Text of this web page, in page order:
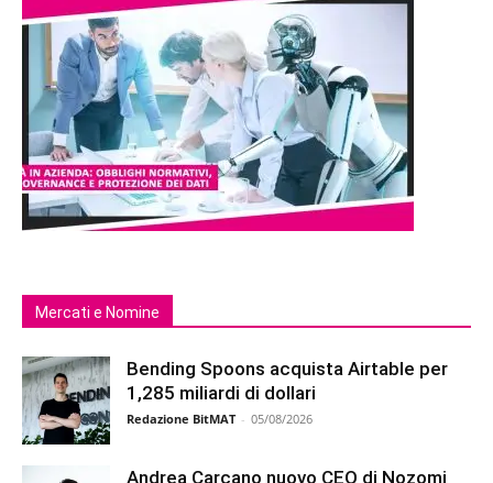
Mercati e Nomine
Bending Spoons acquista Airtable per
1,285 miliardi di dollari
Redazione BitMAT - 05/08/2026
Andrea Carcano nuovo CEO di Nozomi